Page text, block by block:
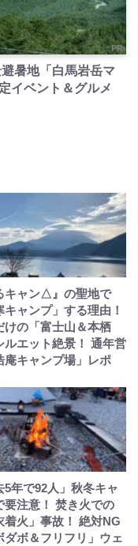
PR
暑地「白馬岩岳マ
イベント＆グルメ
キャン△』の聖地で
キャンプ」する理由！
けの「富士山＆本栖
ルエット絶景！ 通年営
庵キャンプ場」レポ
5年で92人」秋冬キャ
要注意！ 焚き火での
着火」事故！ 絶対NG
ダボ＆フリフリ」ウェ